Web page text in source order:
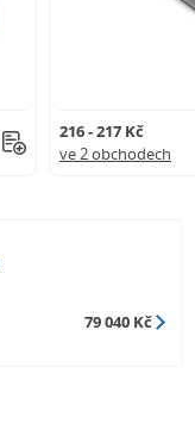
216 - 217 Kč
ve 2 obchodech
79 040 Kč